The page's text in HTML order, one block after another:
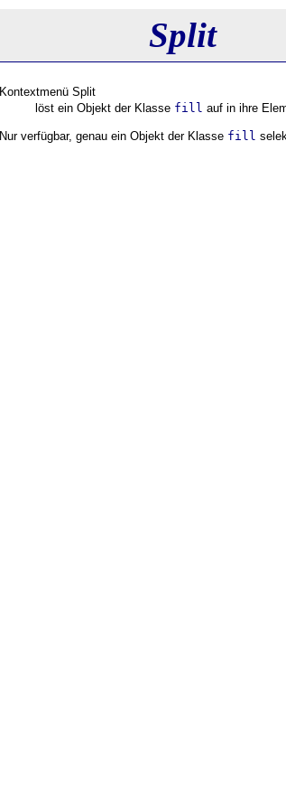
Split
Kontextmenü Split
löst ein Objekt der Klasse fill auf in ihre
Nur verfügbar, genau ein Objekt der Klasse fill